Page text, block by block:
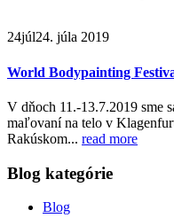
24júl24. júla 2019
World Bodypainting
V dňoch 11.-13.7.2019 sme
maľovaní na telo v
Rakúskom... read more
Blog kategórie
Blog